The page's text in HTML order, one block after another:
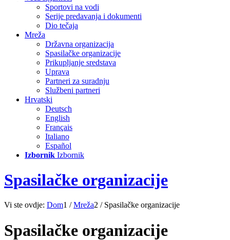
Sportovi na vodi
Serije predavanja i dokumenti
Dio tečaja
Mreža
Državna organizacija
Spasilačke organizacije
Prikupljanje sredstava
Uprava
Partneri za suradnju
Službeni partneri
Hrvatski
Deutsch
English
Français
Italiano
Español
Izbornik Izbornik
Spasilačke organizacije
Vi ste ovdje: Dom1 / Mreža2 / Spasilačke organizacije
Spasilačke organizacije